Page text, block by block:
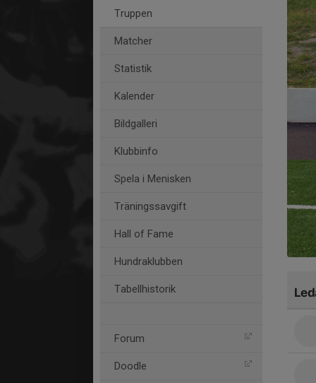
Truppen
Matcher
Statistik
Kalender
Bildgalleri
Klubbinfo
Spela i Menisken
Träningssavgift
Hall of Fame
Hundraklubben
Tabellhistorik
Forum
Doodle